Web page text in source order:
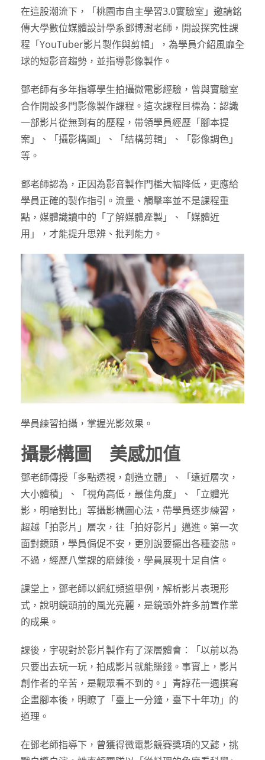
在這股潮流下，「桃園市自主學習3.0實驗室」邀請銘
傳大學數位媒體設計學系鄧博澍老師，開設探究性課
程「YouTuber影片製作與剪輯」，為學員介紹風靡全
球的短影音趨勢，並指導影像製作。
鄧老師有多年指導學生拍攝微電影經驗，曾與實驗室
合作開設多門影像製作課程。這次課程目標為：認識
一部影片從無到有的歷程，帶領學員經歷「腳本提
案」、「攝影構圖」、「結構剪輯」、「影像調色」
等。
鄧老師認為，正因為影音製作門檻大幅降低，更應給
學員正確的製作指引。流量、觸擊率並不是課程重
點，媒體識讀中的「了解媒體產製」、「媒體近
用」，才能提升思辨、批判能力。
學員練習拍攝，掌握光影效果。
攝影構圖 美感加值
鄧老師傳授「多點透視，創造立體」、「遠近層次，
大小體積」、「視角高低，最佳角度」、「立體光
影，明暗對比」等攝影構圖心法，帶學員逐步練習，
超越「拍影片」層次，往「拍好影片」邁進。第一次
面對鏡頭，學員侷促不安，更別說要擺出各種姿態。
不過，經歷八堂課的磨練後，學員展現十足自信。
課堂上，鄧老師以網紅頻道舉例，解析影片表現形
式，說明鏡頭前的風光亮麗，是鏡頭外許多前置作業
的成果。
課後，宇硯對於影片製作有了深層體會：「以前以為
只要出去玩一玩，拍成影片就能賺錢。事實上，影片
創作者的辛苦，是觀眾看不到的。」青諄花一週撰寫
企畫腳本後，明瞭了「臺上一分鐘，臺下十年功」的
道理。
在鄧老師指導下，曾獲得微電影競賽獎項的又懿，挑